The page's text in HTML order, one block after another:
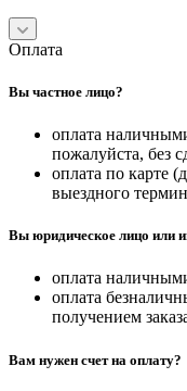
Оплата
Вы частное лицо?
оплата
пожалуйста, без
оплата по карте
выездного
Вы юридическое лицо или
оплата
оплата
получением
Вам нужен счет на оплату?